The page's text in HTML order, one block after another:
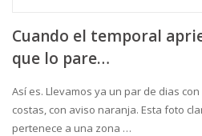
Cuando el temporal
que lo pare…
Así es. Llevamos ya un par de dias
costas, con aviso naranja. Esta foto
pertenece a una zona …